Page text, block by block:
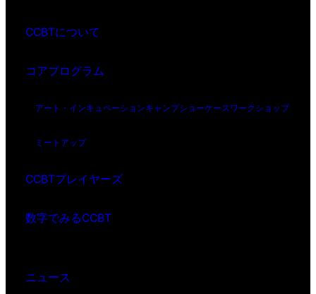
CCBTについて
コアプログラム
アート・インキュベーションキャンプショーケースワークショップ
ミートアップ
CCBTプレイヤーズ
数字でみるCCBT
ニュース